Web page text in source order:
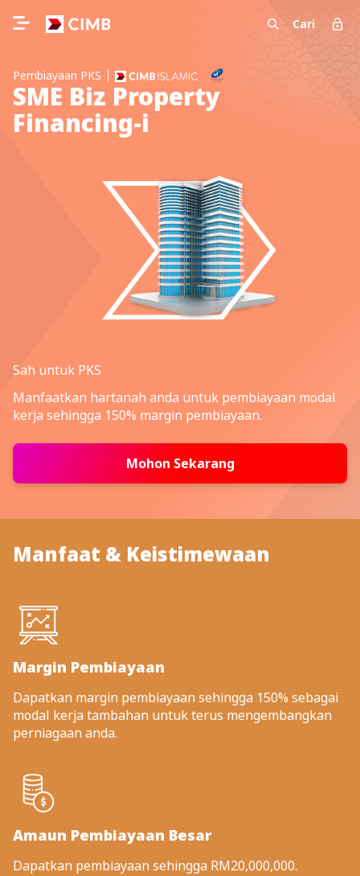
Cari
Pembiayaan PKS
SME Biz Property
Financing-i
Sah untuk PKS
Manfaatkan hartanah anda untuk pembiayaan modal
kerja sehingga 150% margin pembiayaan.
Mohon Sekarang
Manfaat & Keistimewaan
Margin Pembiayaan
Dapatkan margin pembiayaan sehingga 150% sebagai
modal kerja tambahan untuk terus mengembangkan
perniagaan anda.
Amaun Pembiayaan Besar
Dapatkan pembiayaan sehingga RM20,000,000.